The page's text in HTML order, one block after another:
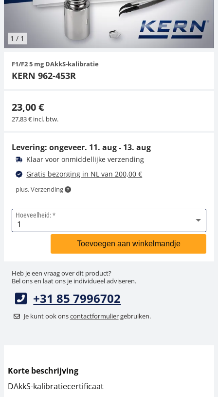
1 / 1
F1/F2 5 mg DAkkS-kalibratie
KERN 962-453R
23,00 €
27,83 € incl. btw.
Levering: ongeveer. 11. aug - 13. aug
Klaar voor onmiddellijke verzending
Gratis bezorging in NL van 200,00 €
plus. Verzending
Hoeveelheid:
Toevoegen aan winkelmandje
Heb je een vraag over dit product?
Bel ons en laat ons je individueel adviseren.
+31 85 7996702
Je kunt ook onscontactformuliergebruiken.
Korte beschrijving
DAkkS-kalibratiecertificaat
Hangende weegschalen
Kraanweegschalen
Bankweegschaal
Weegschaal inclusief software
Accessoires
Spannings- en compressiebelastingcellen
Trekapparaten
Externe verlichting
Microscoop camera's
Toepassingen voor experts
Universele toepassingen
Kleurmeting
Accessoires